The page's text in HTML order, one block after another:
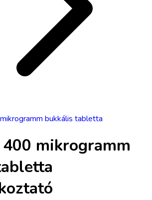
bukkális tabletta
mikrogramm